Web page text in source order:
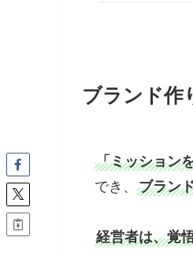
ブランド作
「ミッション
でき、 ブラン
経営者は、覚